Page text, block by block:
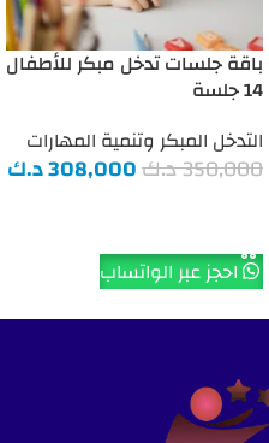
باقة جلسات تدخل مبكر للأطفال
14 جلسة
التدخل المبكر وتنمية المهارات
350,000د.ك308,000د.ك
احجز عبر الواتساب